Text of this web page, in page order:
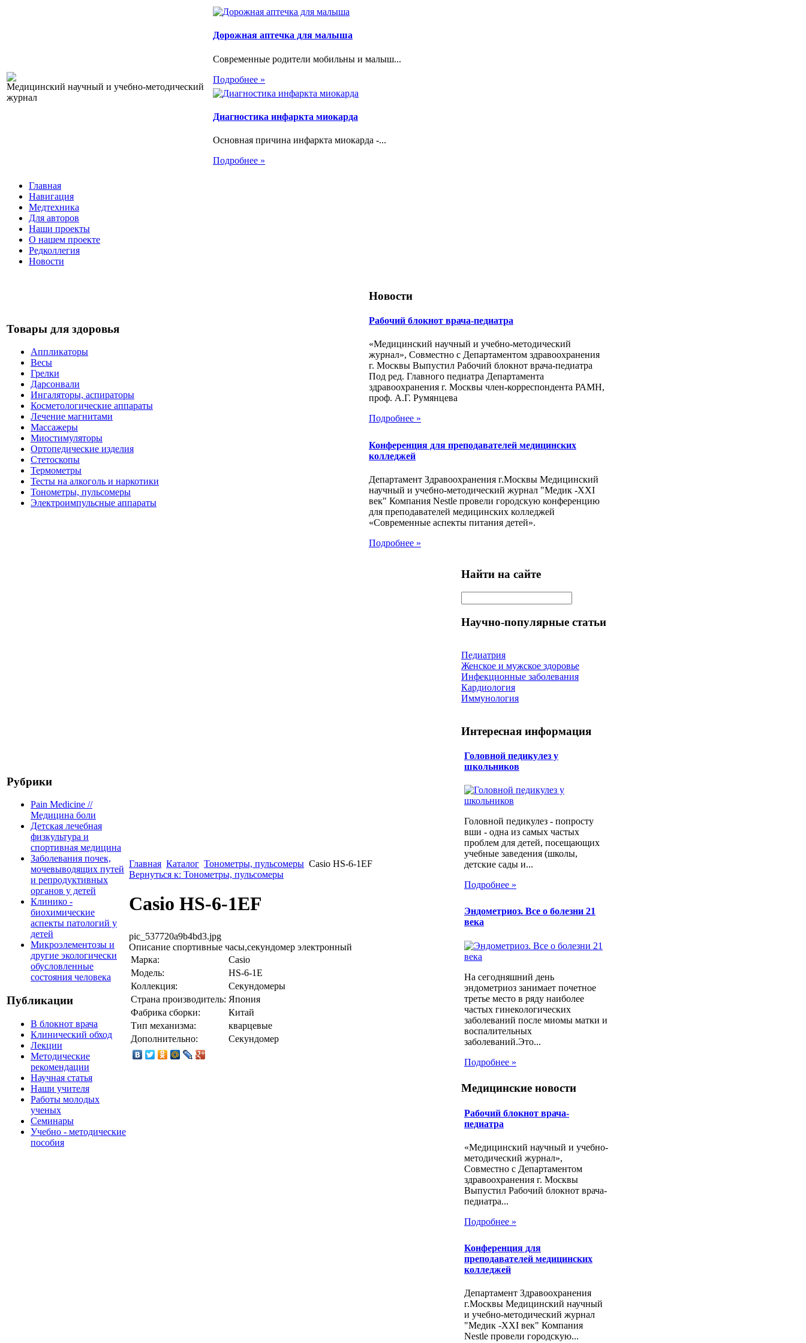
Медицинский научный и учебно-методический
журнал
Дорожная аптечка для малыша
Современные родители мобильны и малыш...
Подробнее »
Диагностика инфаркта миокарда
Основная причина инфаркта миокарда -...
Подробнее »
Главная
Навигация
Медтехника
Для авторов
Наши проекты
О нашем проекте
Редколлегия
Новости
Товары для здоровья
Аппликаторы
Весы
Грелки
Дарсонвали
Ингаляторы, аспираторы
Косметологические аппараты
Лечение магнитами
Массажеры
Миостимуляторы
Ортопедические изделия
Стетоскопы
Термометры
Тесты на алкоголь и наркотики
Тонометры, пульсомеры
Электроимпульсные аппараты
Новости
Рабочий блокнот врача-педиатра
«Медицинский научный и учебно-методический
журнал», Совместно с Департаментом здравоохранения
г. Москвы Выпустил Рабочий блокнот врача-педиатра
Под ред. Главного педиатра Департамента
здравоохранения г. Москвы член-корреспондента РАМН,
проф. А.Г. Румянцева
Подробнее »
Конференция для преподавателей медицинских
колледжей
Департамент Здравоохранения г.Москвы Медицинский
научный и учебно-методический журнал "Медик -ХХI
век" Компания Nestle провели городскую конференцию
для преподавателей медицинских колледжей
«Современные аспекты питания детей».
Подробнее »
Рубрики
Pain Medicine //
Медицина боли
Детская лечебная
физкультура и
спортивная медицина
Заболевания почек,
мочевыводящих путей
и репродуктивных
органов у детей
Клинико -
биохимические
аспекты патологий у
детей
Микроэлементозы и
другие экологически
обусловленные
состояния человека
Публикации
В блокнот врача
Клинический обход
Лекции
Методические
рекомендации
Научная статья
Наши учителя
Работы молодых
ученых
Семинары
Учебно - методические
пособия
Главная Каталог Тонометры, пульсомеры Casio HS-6-1EF
Вернуться к: Тонометры, пульсомеры
Casio HS-6-1EF
pic_537720a9b4bd3.jpg
Описание спортивные часы,секундомер электронный
Марка:
Casio
Модель:
HS-6-1E
Коллекция:
Секундомеры
Страна производитель: Япония
Фабрика сборки:
Китай
Тип механизма:
кварцевые
Дополнительно:
Секундомер
Найти на сайте
Научно-популярные статьи
Педиатрия
Женское и мужское здоровье
Инфекционные заболевания
Кардиология
Иммунология
Интересная информация
Головной педикулез у
школьников
Головной педикулез - попросту
вши - одна из самых частых
проблем для детей, посещающих
учебные заведения (школы,
детские сады и...
Подробнее »
Эндометриоз. Все о болезни 21
века
На сегодняшний день
эндометриоз занимает почетное
третье место в ряду наиболее
частых гинекологических
заболеваний после миомы матки и
воспалительных
заболеваний.Это...
Подробнее »
Медицинские новости
Рабочий блокнот врача-
педиатра
«Медицинский научный и учебно-
методический журнал»,
Совместно с Департаментом
здравоохранения г. Москвы
Выпустил Рабочий блокнот врача-
педиатра...
Подробнее »
Конференция для
преподавателей медицинских
колледжей
Департамент Здравоохранения
г.Москвы Медицинский научный
и учебно-методический журнал
"Медик -ХХI век" Компания
Nestle провели городскую...